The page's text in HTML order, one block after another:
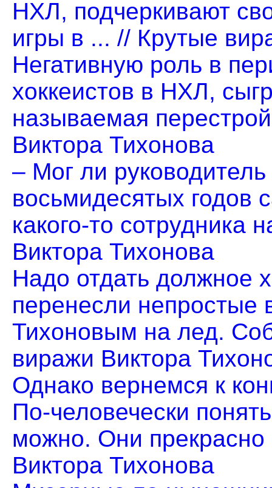
НХЛ, подчеркивают
игры в ... // Крутые
Негативную роль в
хоккеистов в НХЛ,
называемая
Виктора Тихонова
– Мог ли
восьмидесятых годов
какого-то сотрудника
Виктора Тихонова
Надо отдать должное
перенесли непростые
Тихоновым на лед.
виражи Виктора
Однако вернемся к
По-человечески
можно. Они
Виктора Тихонова